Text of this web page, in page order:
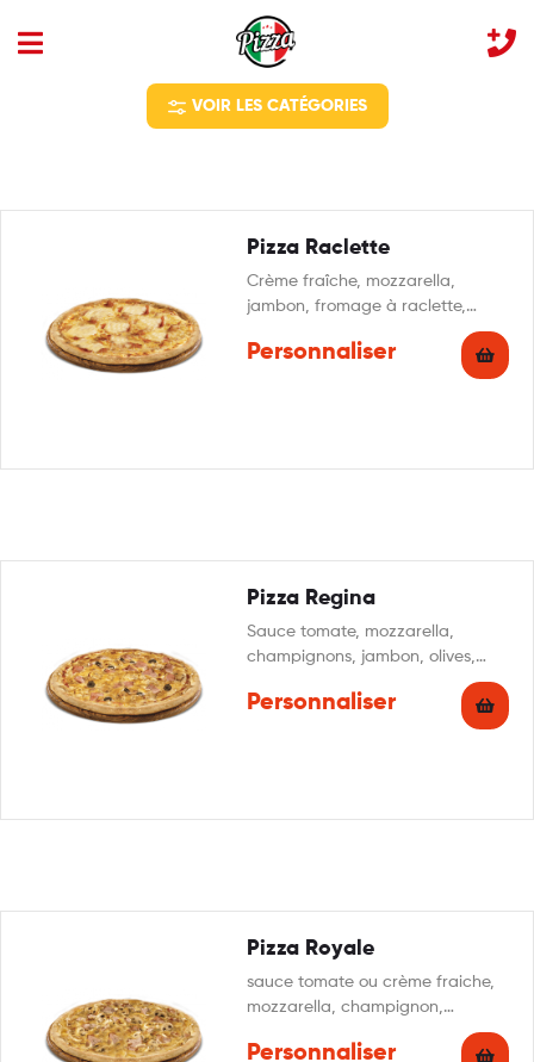
VOIR LES CATÉGORIES
Pizza Raclette
Crème fraîche, mozzarella,
jambon, fromage à raclette,
Personnaliser
Pizza Regina
Sauce tomate, mozzarella,
champignons, jambon, olives,
Personnaliser
Pizza Royale
sauce tomate ou crème fraiche,
mozzarella, champignon,
persillade
Personnaliser